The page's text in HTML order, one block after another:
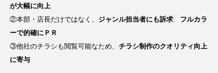
が大幅に向上
②本部・店長だけではなく、 ジャンル担当者にも訴求 フルカラ
ーで的確にＰＲ
③他社のチラシも閲覧可能なため、 チラシ制作のクオリティ向上
に寄与